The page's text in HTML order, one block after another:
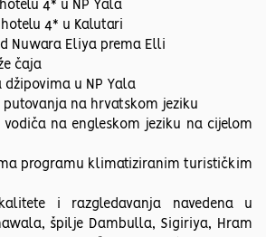
4* u NP Yala
4* u Kalutari
Nuwara Eliya prema Elli
čaja
džipovima u NP Yala
na hrvatskom jeziku
na engleskom jeziku na cijelom
programu klimatiziranim turističkim
i razgledavanja navedena u
špilje Dambulla, Sigiriya, Hram